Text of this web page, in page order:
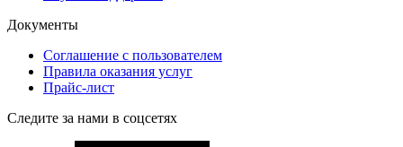
Документы
Соглашение с пользователем
Правила оказания услуг
Прайс-лист
Следите за нами в соцсетях